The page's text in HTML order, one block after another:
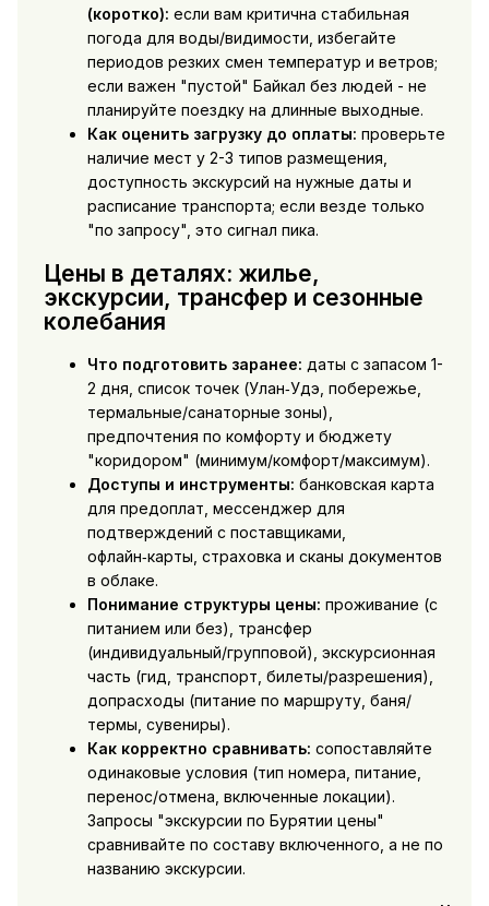
(коротко): если вам критична стабильная
погода для воды/видимости, избегайте
периодов резких смен температур и ветров;
если важен "пустой" Байкал без людей - не
планируйте поездку на длинные выходные.
Как оценить загрузку до оплаты: проверьте
наличие мест у 2-3 типов размещения,
доступность экскурсий на нужные даты и
расписание транспорта; если везде только
"по запросу", это сигнал пика.
Цены в деталях: жилье,
экскурсии, трансфер и сезонные
колебания
Что подготовить заранее: даты с запасом 1-
2 дня, список точек (Улан‑Удэ, побережье,
термальные/санаторные зоны),
предпочтения по комфорту и бюджету
"коридором" (минимум/комфорт/максимум).
Доступы и инструменты: банковская карта
для предоплат, мессенджер для
подтверждений с поставщиками,
офлайн‑карты, страховка и сканы документов
в облаке.
Понимание структуры цены: проживание (с
питанием или без), трансфер
(индивидуальный/групповой), экскурсионная
часть (гид, транспорт, билеты/разрешения),
допрасходы (питание по маршруту, баня/
термы, сувениры).
Как корректно сравнивать: сопоставляйте
одинаковые условия (тип номера, питание,
перенос/отмена, включенные локации).
Запросы "экскурсии по Бурятии цены"
сравнивайте по составу включенного, а не по
названию экскурсии.